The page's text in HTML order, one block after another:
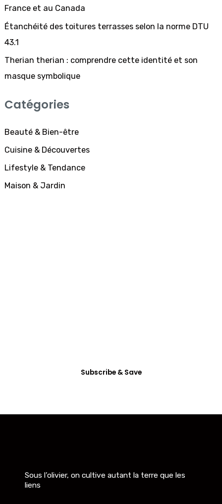
r
:
France et au Canada
Étanchéité des toitures terrasses selon la norme DTU
43.1
Therian therian : comprendre cette identité et son
masque symbolique
Catégories
Beauté & Bien-être
Cuisine & Découvertes
Lifestyle & Tendance
Maison & Jardin
Subscribe & Save
Sous l’olivier, on cultive autant la terre que les
liens